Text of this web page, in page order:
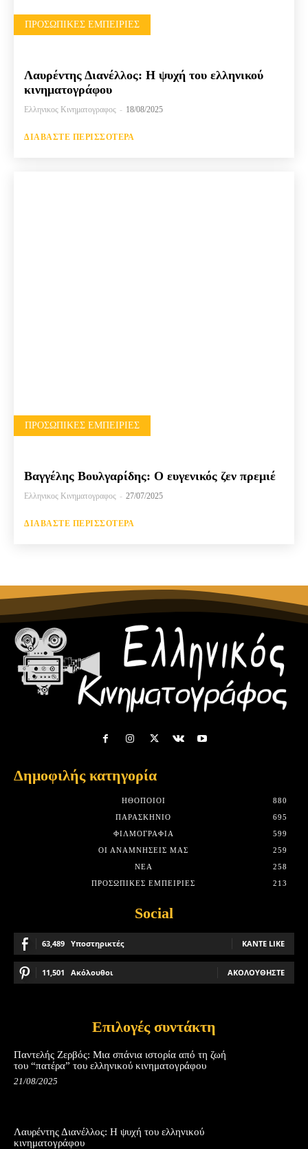
ΠΡΟΣΩΠΙΚΈΣ ΕΜΠΕΙΡΊΕΣ
Λαυρέντης Διανέλλος: Η ψυχή του ελληνικού
κινηματογράφου
Ελληνικος Κινηματογραφος - 18/08/2025
ΔΙΑΒΆΣΤΕ ΠΕΡΙΣΣΌΤΕΡΑ
ΠΡΟΣΩΠΙΚΈΣ ΕΜΠΕΙΡΊΕΣ
Βαγγέλης Βουλγαρίδης: Ο ευγενικός ζεν πρεμιέ
Ελληνικος Κινηματογραφος - 27/07/2025
ΔΙΑΒΆΣΤΕ ΠΕΡΙΣΣΌΤΕΡΑ
Δημοφιλής κατηγορία
HΘΟΠΟΙΟΊ
880
ΠΑΡΑΣΚΉΝΙΟ
695
ΦΙΛΜΟΓΡΑΦΊΑ
599
ΟΙ ΑΝΑΜΝΉΣΕΙΣ ΜΑΣ
259
ΝΈΑ
258
ΠΡΟΣΩΠΙΚΈΣ ΕΜΠΕΙΡΊΕΣ
213
Social
63,489 Υποστηρικτές ΚΆΝΤΕ LIKE
11,501 Ακόλουθοι ΑΚΟΛΟΥΘΉΣΤΕ
Επιλογές συντάκτη
Παντελής Ζερβός: Μια σπάνια ιστορία από τη ζωή
του “πατέρα” του ελληνικού κινηματογράφου
21/08/2025
Λαυρέντης Διανέλλος: Η ψυχή του ελληνικού
κινηματογράφου